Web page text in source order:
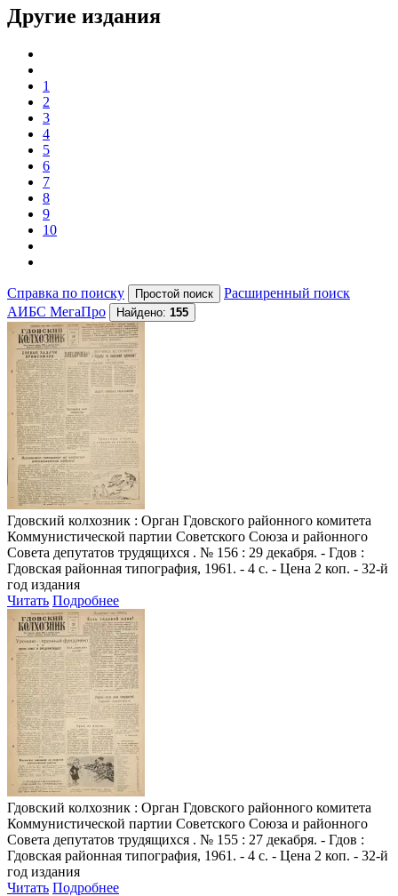
Другие издания
1
2
3
4
5
6
7
8
9
10
Справка по поиску
Расширенный поиск
АИБС МегаПро
Найдено: 155
Гдовский колхозник : Орган Гдовского районного комитета
Коммунистической партии Советского Союза и районного
Совета депутатов трудящихся . № 156 : 29 декабря. - Гдов :
Гдовская районная типография, 1961. - 4 с. - Цена 2 коп. - 32-й
год издания
Читать Подробнее
Гдовский колхозник : Орган Гдовского районного комитета
Коммунистической партии Советского Союза и районного
Совета депутатов трудящихся . № 155 : 27 декабря. - Гдов :
Гдовская районная типография, 1961. - 4 с. - Цена 2 коп. - 32-й
год издания
Читать Подробнее